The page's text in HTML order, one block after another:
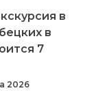
в
в
7
2026